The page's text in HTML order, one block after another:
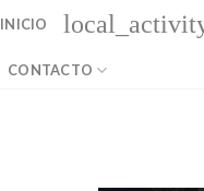
INICIO
CONTACTO